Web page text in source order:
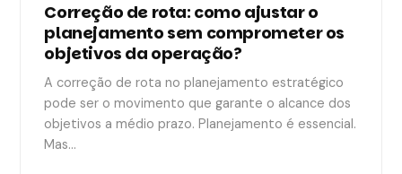
Correção de rota: como ajustar o
planejamento sem comprometer os
objetivos da operação?
A correção de rota no planejamento estratégico
pode ser o movimento que garante o alcance dos
objetivos a médio prazo. Planejamento é essencial.
Mas…